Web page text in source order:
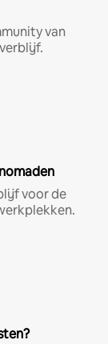
van
voor de